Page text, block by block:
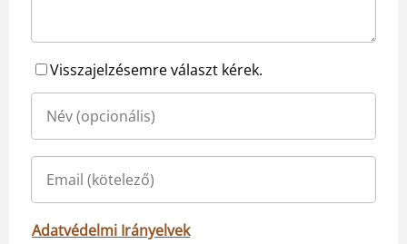
Visszajelzésemre választ kérek.
Adatvédelmi Irányelvek